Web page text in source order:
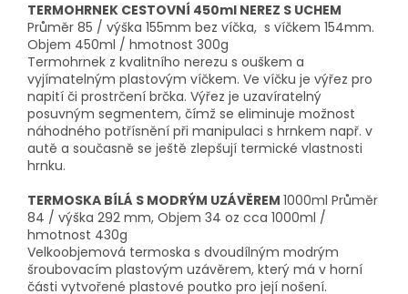
TERMOHRNEK CESTOVNÍ 450ml NEREZ S UCHEM
Průměr 85 / výška 155mm bez víčka, s víčkem 154mm.
Objem 450ml / hmotnost 300g
Termohrnek z kvalitního nerezu s ouškem a
vyjímatelným plastovým víčkem. Ve víčku je výřez pro
napití či prostrčení brčka. Výřez je uzavíratelný
posuvným segmentem, čímž se eliminuje možnost
náhodného potřísnění při manipulaci s hrnkem např. v
autě a současně se ještě zlepšují termické vlastnosti
hrnku.
TERMOSKA BÍLÁ S MODRÝM UZÁVĚREM 1000ml Průměr
84 / výška 292 mm, Objem 34 oz cca 1000ml /
hmotnost 430g
Velkoobjemová termoska s dvoudílným modrým
šroubovacím plastovým uzávěrem, který má v horní
části vytvořené plastové poutko pro její nošení.